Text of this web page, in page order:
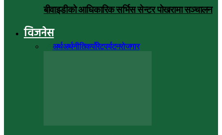
बीवाइडीको आधिकारिक सर्भिस सेन्टर पोखरामा सञ्चालन
विजनेस
अर्थअर्थनीतिकर्पोरेटपर्यटनरोजगार